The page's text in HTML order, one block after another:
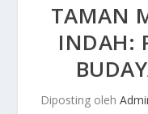
TAMAN
INDAH:
Diposting oleh